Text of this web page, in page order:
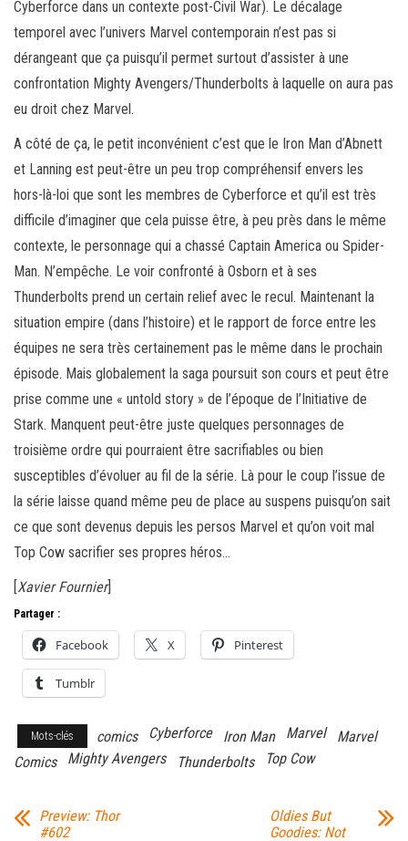
Cyberforce dans un contexte post-Civil War). Le décalage
temporel avec l’univers Marvel contemporain n’est pas si
dérangeant que ça puisqu’il permet surtout d’assister à une
confrontation Mighty Avengers/Thunderbolts à laquelle on aura pas
eu droit chez Marvel.
A côté de ça, le petit inconvénient c’est que le Iron Man d’Abnett
et Lanning est peut-être un peu trop compréhensif envers les
hors-là-loi que sont les membres de Cyberforce et qu’il est très
difficile d’imaginer que cela puisse être, à peu près dans le même
contexte, le personnage qui a chassé Captain America ou Spider-
Man. N’empêche. Le voir confronté à Osborn et à ses
Thunderbolts prend un certain relief avec le recul. Maintenant la
situation empire (dans l’histoire) et le rapport de force entre les
équipes ne sera très certainement pas le même dans le prochain
épisode. Mais globalement la saga poursuit son cours et peut être
prise comme une « untold story » de l’époque de l’Initiative de
Stark. Manquent peut-être juste quelques personnages de
troisième ordre qui pourraient être sacrifiables ou bien
susceptibles d’évoluer au fil de la série. Là pour le coup l’issue de
la série laisse quand même peu de place au suspens puisqu’on sait
ce que sont devenus depuis les persos Marvel et qu’on voit mal
Top Cow sacrifier ses propres héros…
[Xavier Fournier]
Partager :
Facebook X Pinterest
Tumblr
Mots-clés comics Cyberforce Iron Man Marvel
Marvel
Comics
Mighty Avengers Thunderbolts Top Cow
Preview: Thor
#602
Oldies But
Goodies: Not